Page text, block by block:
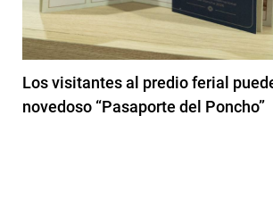
Los visitantes al predio ferial
novedoso “Pasaporte del Poncho”